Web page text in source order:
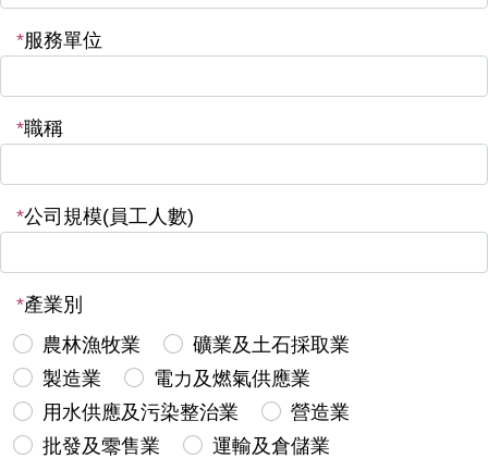
*服務單位
*職稱
*公司規模(員工人數)
*產業別
農林漁牧業
礦業及土石採取業
製造業
電力及燃氣供應業
用水供應及污染整治業
營造業
批發及零售業
運輸及倉儲業